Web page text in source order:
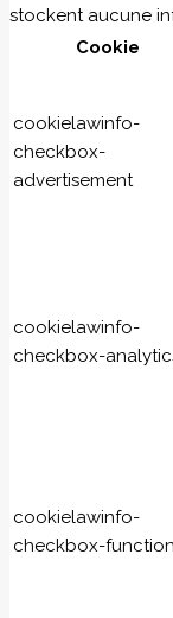
stockent aucune
Cookie
cookielawinfo-
checkbox-
advertisement
cookielawinfo-
checkbox-
cookielawinfo-
checkbox-